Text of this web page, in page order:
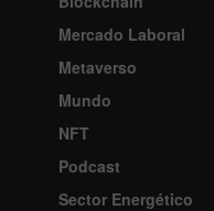
Mercado Laboral
Metaverso
Mundo
NFT
Podcast
Sector Energético